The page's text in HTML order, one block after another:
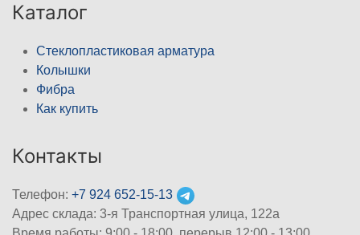
Каталог
Стеклопластиковая арматура
Колышки
Фибра
Как купить
Контакты
Телефон: +7 924 652-15-13
Адрес склада: 3-я Транспортная улица, 122а